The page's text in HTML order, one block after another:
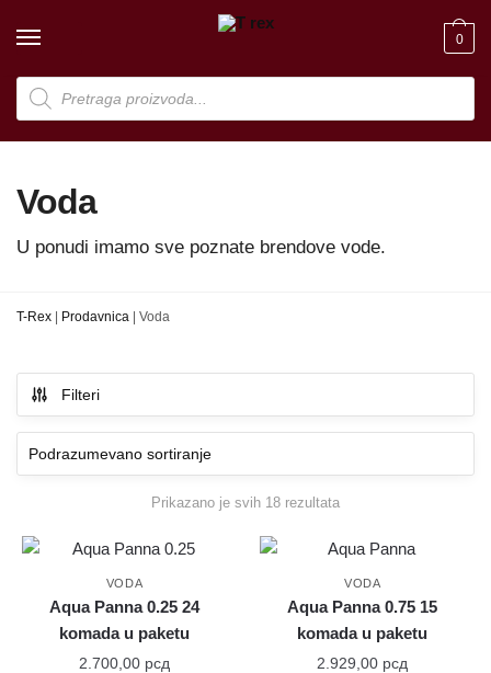
Products
search
0
Voda
U ponudi imamo sve poznate brendove vode.
T-Rex | Prodavnica | Voda
Filteri
Prikazano je svih 18 rezultata
VODA
Aqua Panna 0.25 24
komada u paketu
2.700,00 рсд
VODA
Aqua Panna 0.75 15
komada u paketu
2.929,00 рсд